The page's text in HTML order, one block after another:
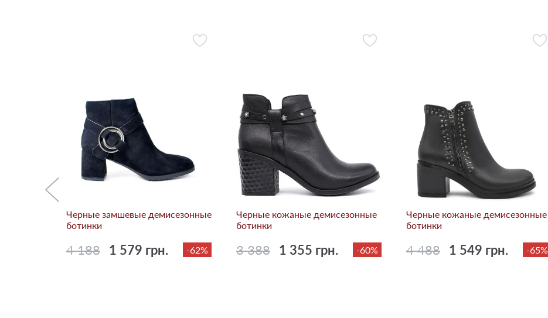
Черные замшевые демисезонные
ботинки
4 188 1 579 грн. -62%
Черные кожаные демисезонные
ботинки
3 388 1 355 грн. -60%
Черные кожаные демисезонные
ботинки
4 488 1 549 грн. -65%